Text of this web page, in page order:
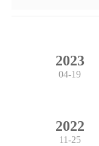
2023
04-19
2022
11-25